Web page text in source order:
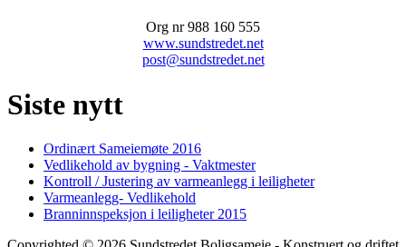
Org nr 988 160 555
www.sundstredet.net
post@sundstredet.net
Siste nytt
Ordinært Sameiemøte 2016
Vedlikehold av bygning - Vaktmester
Kontroll / Justering av varmeanlegg i leiligheter
Varmeanlegg- Vedlikehold
Branninnspeksjon i leiligheter 2015